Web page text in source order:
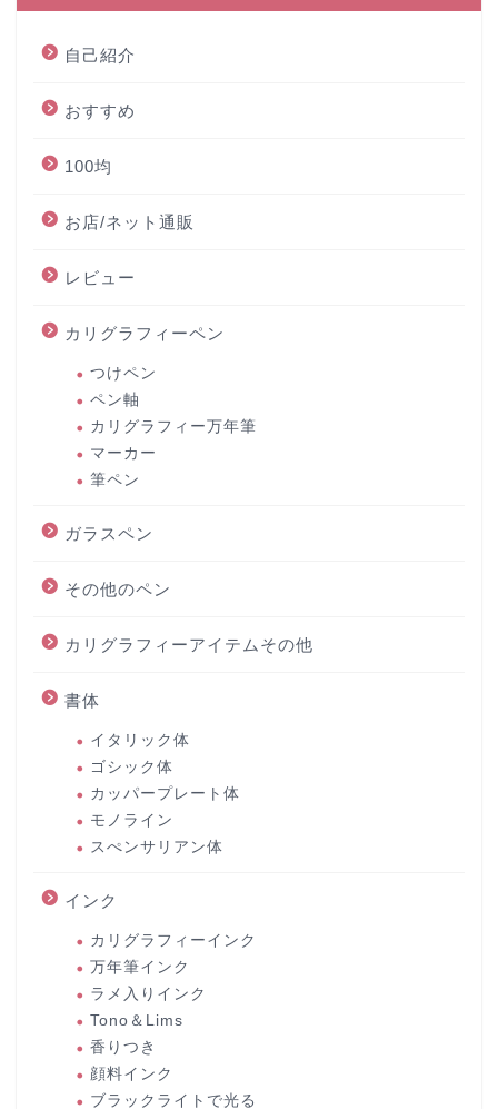
自己紹介
おすすめ
100均
お店/ネット通販
レビュー
カリグラフィーペン
つけペン
ペン軸
カリグラフィー万年筆
マーカー
筆ペン
ガラスペン
その他のペン
カリグラフィーアイテムその他
書体
イタリック体
ゴシック体
カッパープレート体
モノライン
スぺンサリアン体
インク
カリグラフィーインク
万年筆インク
ラメ入りインク
Tono＆Lims
香りつき
顔料インク
ブラックライトで光る